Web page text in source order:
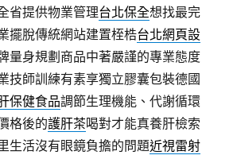
省提供物業管理台北保全想找最完
擺脫傳統網站建置桎梏台北網頁設
量身規劃商品中著嚴謹的專業態度
技師訓練有素享獨立膠囊包裝德國
保健食品調節生理機能、代謝循環
格後的護肝茶喝對才能真養肝檢索
生活沒有眼鏡負擔的問題近視雷射